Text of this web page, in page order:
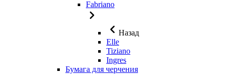
Fabriano
Назад
Elle
Tiziano
Ingres
Бумага для черчения